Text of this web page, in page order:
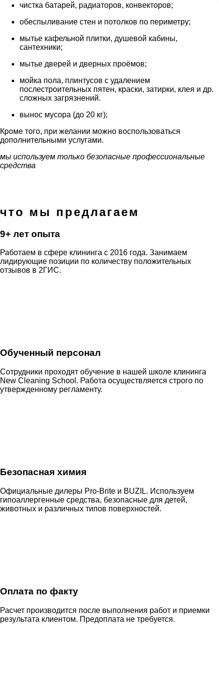
чистка батарей, радиаторов, конвекторов;
обеспыливание стен и потолков по периметру;
мытье кафельной плитки, душевой кабины,
сантехники;
мытье дверей и дверных проёмов;
мойка пола, плинтусов с удалением
послестроительных пятен, краски, затирки, клея и др.
сложных загрязнений.
вынос мусора (до 20 кг);
Кроме того, при желании можно воспользоваться
дополнительными услугами.
мы используем только безопасные профессиональные
средства
что мы предлагаем
9+ лет опыта
Работаем в сфере клининга с 2016 года. Занимаем
лидирующие позиции по количеству положительных
отзывов в 2ГИС.
Обученный персонал
Сотрудники проходят обучение в нашей школе клининга
New Cleaning School. Работа осуществляется строго по
утвержденному регламенту.
Безопасная химия
Официальные дилеры Pro-Brite и BUZIL. Используем
гипоаллергенные средства, безопасные для детей,
животных и различных типов поверхностей.
Оплата по факту
Расчет производится после выполнения работ и приемки
результата клиентом. Предоплата не требуется.